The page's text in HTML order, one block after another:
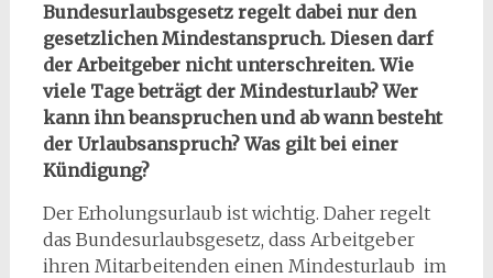
Bundesurlaubsgesetz regelt dabei nur den
gesetzlichen Mindestanspruch. Diesen darf
der Arbeitgeber nicht unterschreiten. Wie
viele Tage beträgt der Mindesturlaub? Wer
kann ihn beanspruchen und ab wann besteht
der Urlaubsanspruch? Was gilt bei einer
Kündigung?
Der Erholungsurlaub ist wichtig. Daher regelt
das Bundesurlaubsgesetz, dass Arbeitgeber
ihren Mitarbeitenden einen Mindesturlaub im